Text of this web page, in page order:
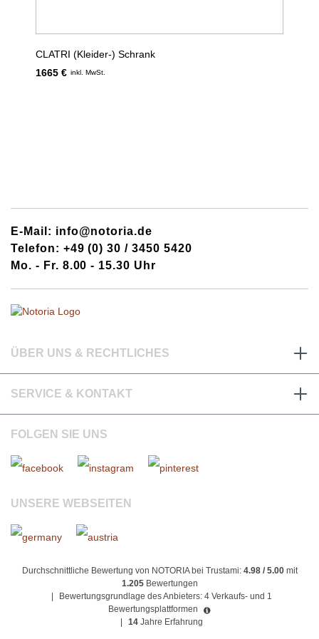
CLATRI (Kleider-) Schrank
1665 € inkl. MwSt.
E-Mail: info@notoria.de
Telefon: +49 (0) 30 / 3450 5420
Mo. - Fr. 8.00 - 15.30 Uhr
ÜBER UNS & RECHTLICHES
SERVICE & KONTAKT
FOLGEN SIE UNS
UNSERE WEBSEITEN
Durchschnittliche Bewertung von NOTORIA bei Trustami: 4.98 / 5.00mit
1.205 Bewertungen
Bewertungsgrundlage des Anbieters: 4 Verkaufs- und 1
Bewertungsplattformen
14 Jahre Erfahrung